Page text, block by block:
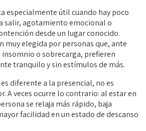
especialmente útil cuando hay poco
salir, agotamiento emocional o
desde un lugar conocido.
muy elegida por personas que, ante
o sobrecarga, prefieren
tranquilo y sin estímulos de más.
diferente a la presencial, no es
A veces ocurre lo contrario: al estar en
se relaja más rápido, baja
facilidad en un estado de descanso